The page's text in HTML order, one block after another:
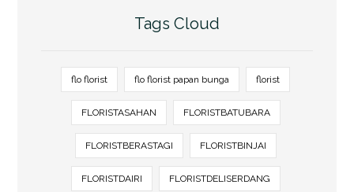
Tags Cloud
flo florist flo florist papan bunga florist
FLORISTASAHAN FLORISTBATUBARA
FLORISTBERASTAGI FLORISTBINJAI
FLORISTDAIRI FLORISTDELISERDANG